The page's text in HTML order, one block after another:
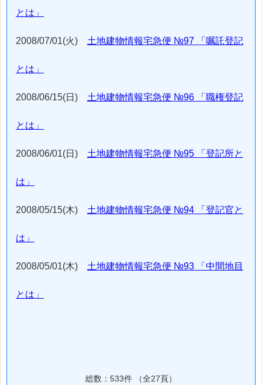
とは」
2008/07/01(火) 土地建物情報宅急便 №97 「嘱託登記
とは」
2008/06/15(日) 土地建物情報宅急便 №96 「職権登記
とは」
2008/06/01(日) 土地建物情報宅急便 №95 「登記所と
は」
2008/05/15(木) 土地建物情報宅急便 №94 「登記官と
は」
2008/05/01(木) 土地建物情報宅急便 №93 「中間地目
とは」
総数：533件 （全27頁）